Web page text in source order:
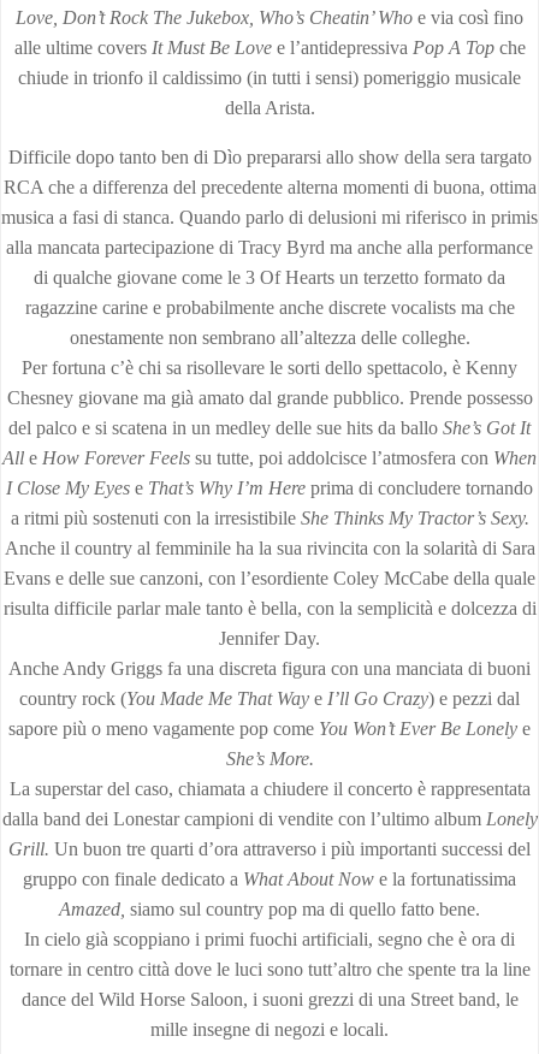
Love, Don’t Rock The Jukebox, Who’s Cheatin’ Who e via così fino
alle ultime covers It Must Be Love e l’antidepressiva Pop A Top che
chiude in trionfo il caldissimo (in tutti i sensi) pomeriggio musicale
della Arista.
Difficile dopo tanto ben di Dìo prepararsi allo show della sera targato
RCA che a differenza del precedente alterna momenti di buona, ottima
musica a fasi di stanca. Quando parlo di delusioni mi riferisco in primis
alla mancata partecipazione di Tracy Byrd ma anche alla performance
di qualche giovane come le 3 Of Hearts un terzetto formato da
ragazzine carine e probabilmente anche discrete vocalists ma che
onestamente non sembrano all’altezza delle colleghe.
Per fortuna c’è chi sa risollevare le sorti dello spettacolo, è Kenny
Chesney giovane ma già amato dal grande pubblico. Prende possesso
del palco e si scatena in un medley delle sue hits da ballo She’s Got It
All e How Forever Feels su tutte, poi addolcisce l’atmosfera con When
I Close My Eyes e That’s Why I’m Here prima di concludere tornando
a ritmi più sostenuti con la irresistibile She Thinks My Tractor’s Sexy.
Anche il country al femminile ha la sua rivincita con la solarità di Sara
Evans e delle sue canzoni, con l’esordiente Coley McCabe della quale
risulta difficile parlar male tanto è bella, con la semplicità e dolcezza di
Jennifer Day.
Anche Andy Griggs fa una discreta figura con una manciata di buoni
country rock (You Made Me That Way e I’ll Go Crazy) e pezzi dal
sapore più o meno vagamente pop come You Won’t Ever Be Lonely e
She’s More.
La superstar del caso, chiamata a chiudere il concerto è rappresentata
dalla band dei Lonestar campioni di vendite con l’ultimo album Lonely
Grill. Un buon tre quarti d’ora attraverso i più importanti successi del
gruppo con finale dedicato a What About Now e la fortunatissima
Amazed, siamo sul country pop ma di quello fatto bene.
In cielo già scoppiano i primi fuochi artificiali, segno che è ora di
tornare in centro città dove le luci sono tutt’altro che spente tra la line
dance del Wild Horse Saloon, i suoni grezzi di una Street band, le
mille insegne di negozi e locali.